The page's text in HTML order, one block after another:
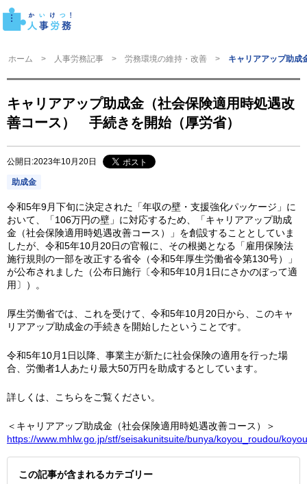
ホーム 人事労務記事 労務環境の維持・改善 キャリアアップ助
キャリアアップ助成金（社会保険適用時処遇改
善コース） 手続きを開始（厚労省）
公開日:2023年10月20日
助成金
令和5年9月下旬に決定された「年収の壁・支援強化パッケージ」に
おいて、「106万円の壁」に対応するため、「キャリアアップ助成
金（社会保険適用時処遇改善コース）」を創設することとしていま
したが、令和5年10月20日の官報に、その根拠となる「雇用保険法
施行規則の一部を改正する省令（令和5年厚生労働省令第130号）」
が公布されました（公布日施行〔令和5年10月1日にさかのぼって適
用〕）。
厚生労働省では、これを受けて、令和5年10月20日から、このキャ
リアアップ助成金の手続きを開始したということです。
令和5年10月1日以降、事業主が新たに社会保険の適用を行った場
合、労働者1人あたり最大50万円を助成するとしています。
詳しくは、こちらをご覧ください。
＜キャリアアップ助成金（社会保険適用時処遇改善コース）＞
https://www.mhlw.go.jp/stf/seisakunitsuite/bunya/koyou_roudou/
この記事が含まれるカテゴリー